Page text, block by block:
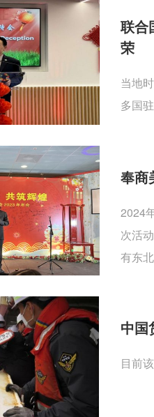
联合
荣
当地
多国
奉商
2024
次活
有东
中国
目前